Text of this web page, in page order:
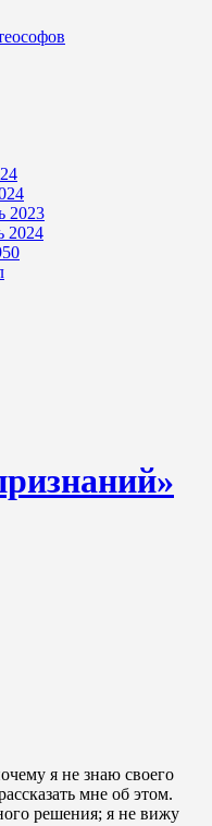
2023
2024
я не знаю своего
мне об этом.
решения; я не вижу